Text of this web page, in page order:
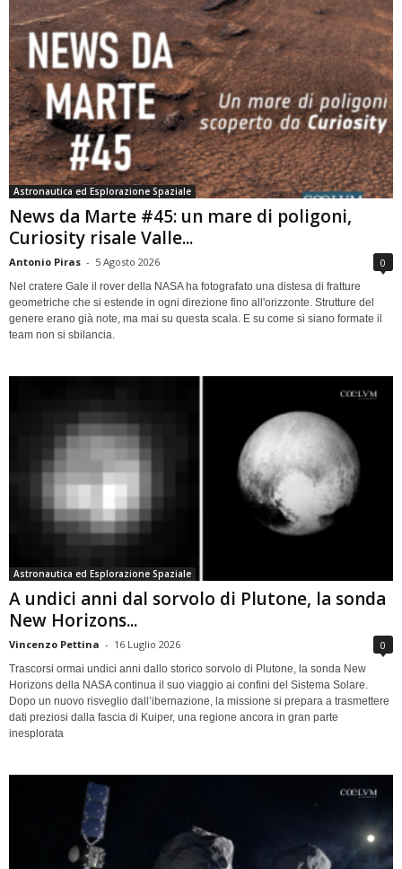
Astronautica ed Esplorazione Spaziale
News da Marte #45: un mare di poligoni,
Curiosity risale Valle...
Antonio Piras - 5 Agosto 2026 0
Nel cratere Gale il rover della NASA ha fotografato una distesa di fratture
geometriche che si estende in ogni direzione fino all'orizzonte. Strutture del
genere erano già note, ma mai su questa scala. E su come si siano formate il
team non si sbilancia.
Astronautica ed Esplorazione Spaziale
A undici anni dal sorvolo di Plutone, la sonda
New Horizons...
Vincenzo Pettina - 16 Luglio 2026 0
Trascorsi ormai undici anni dallo storico sorvolo di Plutone, la sonda New
Horizons della NASA continua il suo viaggio ai confini del Sistema Solare.
Dopo un nuovo risveglio dall’ibernazione, la missione si prepara a trasmettere
dati preziosi dalla fascia di Kuiper, una regione ancora in gran parte
inesplorata